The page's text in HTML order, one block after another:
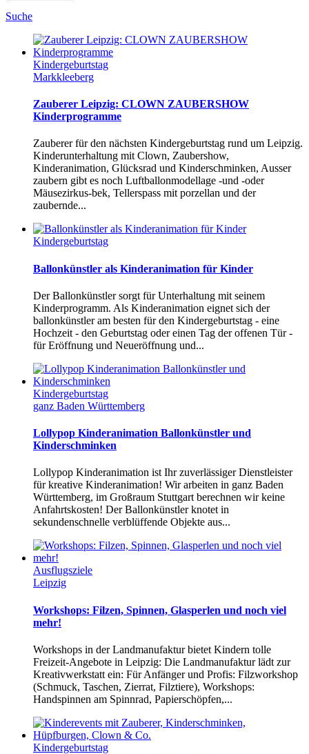
Suche
Kindergeburtstag
Markkleeberg
Zauberer Leipzig: CLOWN ZAUBERSHOW
Kinderprogramme
Zauberer für den nächsten Kindergeburtstag rund um Leipzig.
Kinderunterhaltung mit Clown, Zaubershow,
Kinderanimation, Glücksrad und Kinderschminken, Ausser
zaubern gibt es noch Luftballonmodellage -und -oder
Mäusezirkus-bek, Tellerspass mit porzellan und der
zaubernde...
Kindergeburtstag
Ballonkünstler als Kinderanimation für Kinder
Der Ballonkünstler sorgt für Unterhaltung mit seinem
Kinderprogramm. Als Kinderanimation eignet sich der
ballonkünstler am besten für den Kindergeburtstag - eine
Hochzeit - den Geburtstag oder einen Tag der offenen Tür -
für Eröffnung und Neueröffnung und...
Kindergeburtstag
ganz Baden Württemberg
Lollypop Kinderanimation Ballonkünstler und
Kinderschminken
Lollypop Kinderanimation ist Ihr zuverlässiger Dienstleister
für kreative Kinderanimation! Wir arbeiten in ganz Baden
Württemberg, im Großraum Stuttgart berechnen wir keine
Anfahrtskosten! Der Ballonkünstler knotet in
sekundenschnelle verblüffende Objekte aus...
Ausflugsziele
Leipzig
Workshops: Filzen, Spinnen, Glasperlen und noch viel
mehr!
Workshops in der Landmanufaktur bietet Kindern tolle
Freizeit-Angebote in Leipzig: Die Landmanufaktur lädt zur
Kreativwerkstatt ein: Für Anfänger und Profis: Filzworkshop
(Schmuck, Taschen, Zierrat, Filztiere), Workshops:
Handspinnen am Spinnrad, Papierschöpfen,...
Kindergeburtstag